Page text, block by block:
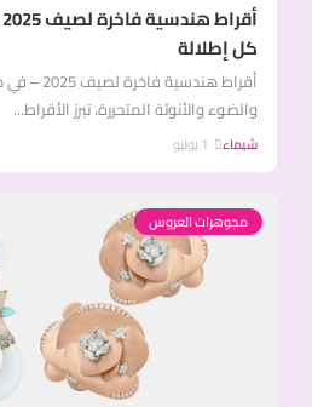
كل إطلالة
أقراط
والضوء والأنوثة المتحررة، تبرز الأقراط...
شيماء
مجوهرات العروس